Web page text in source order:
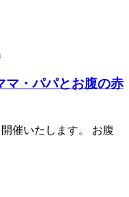
マ・パパとお腹の赤
催いたします。 お腹